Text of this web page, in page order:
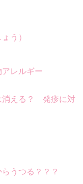
う）
レルギー
える？ 発疹に対
うつる？？？